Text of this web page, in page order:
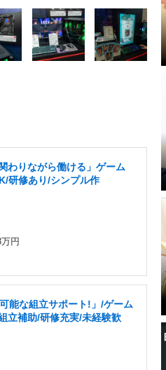
わりながら働ける」ゲーム
研修あり/シンプル作
円
能な組立サポート!」/ゲーム
立補助/研修充実/未経験歓